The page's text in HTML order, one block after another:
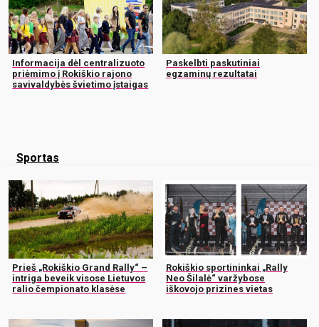
Informacija dėl centralizuoto
priėmimo į Rokiškio rajono
savivaldybės švietimo įstaigas
Paskelbti paskutiniai
egzaminų rezultatai
Sportas
Prieš „Rokiškio Grand Rally“ –
intriga beveik visose Lietuvos
ralio čempionato klasėse
Rokiškio sportininkai „Rally
Neo Šilalė“ varžybose
iškovojo prizines vietas